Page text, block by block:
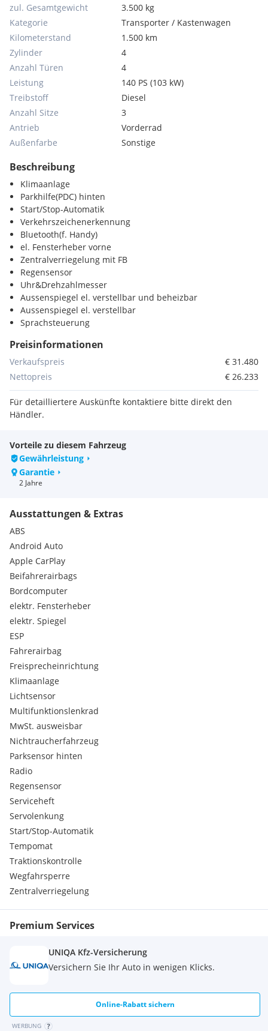
zul. Gesamtgewicht
3.500 kg
Kategorie
Transporter / Kastenwagen
Kilometerstand
1.500 km
Zylinder
4
Anzahl Türen
4
Leistung
140 PS (103 kW)
Treibstoff
Diesel
Anzahl Sitze
3
Antrieb
Vorderrad
Außenfarbe
Sonstige
Beschreibung
Klimaanlage
Parkhilfe(PDC) hinten
Start/Stop-Automatik
Verkehrszeichenerkennung
Bluetooth(f. Handy)
el. Fensterheber vorne
Zentralverriegelung mit FB
Regensensor
Uhr&Drehzahlmesser
Aussenspiegel el. verstellbar und beheizbar
Aussenspiegel el. verstellbar
Sprachsteuerung
Musikstreaming
Android Auto
Apple CarPlay
Sommerreifen
Fahrersitz höhenverstellbar
Audiosystem
Tempomat
Stabilitätsprogramm (ESP)
ABS
Frontairbag
Nichtraucher
Multifunktionslenkrad
Lichtsensor
Berganfahrhilfe
Colorverglasung
Wegfahrsperre
Garantie
Traktionskontrolle
Frontantrieb
Serienausstattungen:
Bordcomputer
Reifendruckkontrolle
Außenspiegel elektrisch einstellbar und beheizbar
Berganfahrhilfe
Servolenkung
Elektronische Wegfahrsperre
Airbag für Fahrer
Schiebetür rechts verblecht
ABS Antiblockiersystem mit Notbremsassistent und ESP,
Elektronisches Stabilitätsprogramm
Airbag für Beifahrer (deaktivbar)
Digital Radio 5"Display mit Bluetooth
Freisprecheinrichtung
Einparkhilfe hinten, akustische Sensoren
Elektrische Fensterheber vorne mit Schnellsenktaste
Fahrersitz mit Armlehne und Lendenwirbelstütze, Staufach
Mittlere Lehne vorklappbar (Tischfunktion,
Spurhalteassistent (LDWS)
Zentralverriegelung mit Fernbedienung, Innenschalter und
Extras:
Preisinformationen
Verkaufspreis
€ 31.480
Nettopreis
€ 26.233
Für detailliertere Auskünfte kontaktiere bitte direkt den
Händler.
Vorteile zu diesem Fahrzeug
Gewährleistung
Garantie
2 Jahre
Ausstattungen & Extras
ABS
Android Auto
Apple CarPlay
Beifahrerairbags
Bordcomputer
elektr. Fensterheber
elektr. Spiegel
ESP
Fahrerairbag
Freisprecheinrichtung
Klimaanlage
Lichtsensor
Multifunktionslenkrad
MwSt. ausweisbar
Nichtraucherfahrzeug
Parksensor hinten
Radio
Regensensor
Serviceheft
Servolenkung
Start/Stop-Automatik
Tempomat
Traktionskontrolle
Wegfahrsperre
Zentralverriegelung
Premium Services
UNIQA Kfz-Versicherung
Versichern Sie Ihr Auto in wenigen Klicks.
Online-Rabatt sichern
WERBUNG